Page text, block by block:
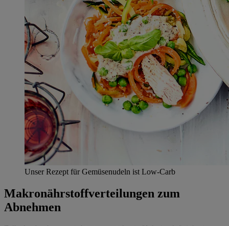
Unser Rezept für Gemüsenudeln ist Low-Carb
Makronährstoffverteilungen zum
Abnehmen